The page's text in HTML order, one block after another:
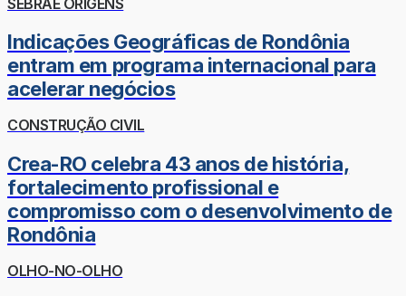
Indicações Geográficas de Rondônia
entram em programa internacional para
acelerar negócios
CONSTRUÇÃO CIVIL
Crea-RO celebra 43 anos de história,
fortalecimento profissional e
compromisso com o desenvolvimento de
Rondônia
OLHO-NO-OLHO